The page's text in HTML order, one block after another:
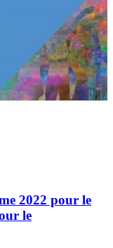
2022 pour le
le